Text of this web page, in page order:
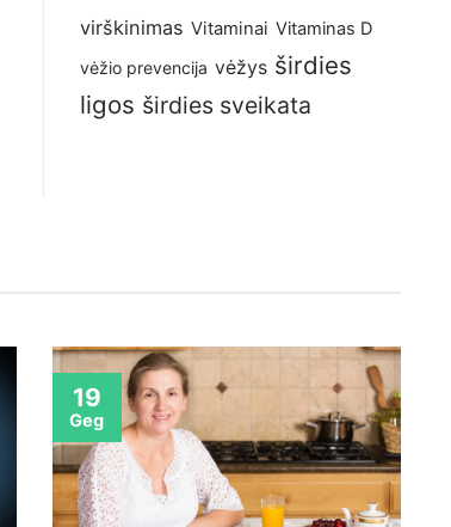
virškinimas Vitaminai Vitaminas D
vėžio prevencija vėžys širdies
ligos širdies sveikata
19
Geg